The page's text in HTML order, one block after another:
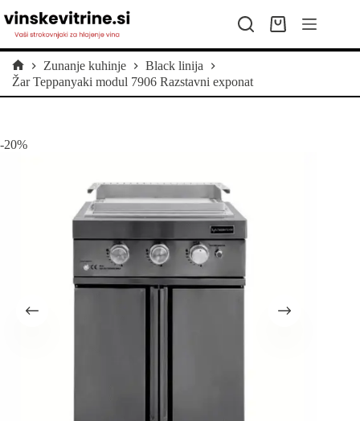
to
content
Shopping
Home
Zunanje kuhinje
Black linija
Žar Teppanyaki modul 7906 Razstavni exponat
-20%